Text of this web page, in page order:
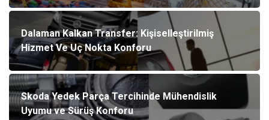
Dalaman Kalkan Transfer: Kişiselleştirilmiş
Hizmet Ve Uç Nokta Konforu
Skoda Yedek Parça Tercihinde Mühendislik
Uyumu ve Sürüş Konforu